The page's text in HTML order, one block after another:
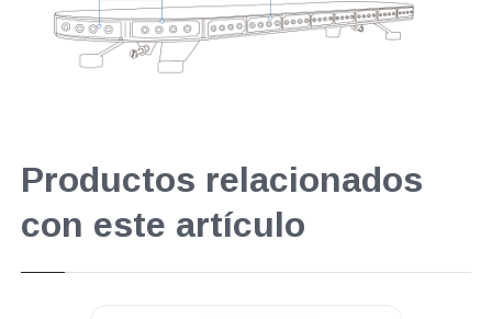
Productos relacionados
con este artículo